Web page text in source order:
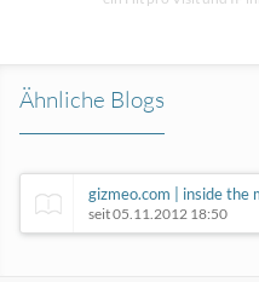
Ähnliche Blogs
gizmeo.com | inside the
seit 05.11.2012 18:50